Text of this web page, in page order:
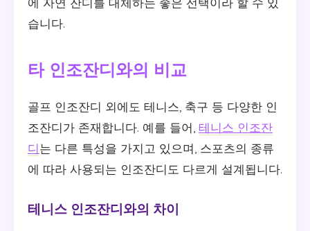
습니다.
타 인조잔디와의 비교
골프 인조잔디 외에도 테니스, 축구 등 다양한 인
조잔디가 존재합니다. 예를 들어, 테니스 인조잔
디는 다른 특성을 가지고 있으며, 스포츠의 종류
에 따라 사용되는 인조잔디도 다르게 설계됩니다.
테니스 인조잔디와의 차이